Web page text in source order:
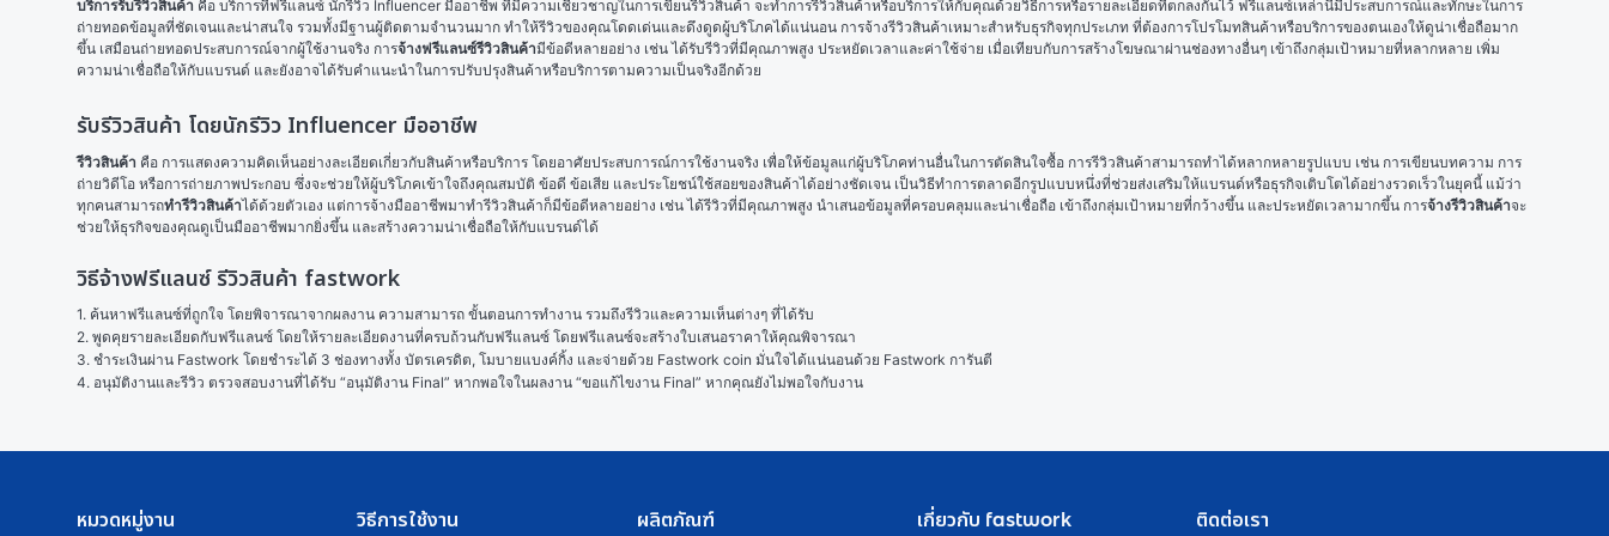
บริการรับรีวิวสินค้า คือ บริการที่ฟรีแลนซ์ นักรีวิว Influencer มืออาชีพ ที่มีความเชี่ยวชาญในการเขียนรีวิวสินค้า จะทำการรีวิวสินค้าหรือบริการให้กับคุณด้วยวิธีการหรือรายละเอียดที่ตกลงกันไว้ ฟรีแลนซ์เหล่านี้มีประสบการณ์และทักษะในการ
ถ่ายทอดข้อมูลที่ชัดเจนและน่าสนใจ รวมทั้งมีฐานผู้ติดตามจำนวนมาก ทำให้รีวิวของคุณโดดเด่นและดึงดูดผู้บริโภคได้แน่นอน การจ้างรีวิวสินค้าเหมาะสำหรับธุรกิจทุกประเภท ที่ต้องการโปรโมทสินค้าหรือบริการของตนเองให้ดูน่าเชื่อถือมาก
ขึ้น เสมือนถ่ายทอดประสบการณ์จากผู้ใช้งานจริง การจ้างฟรีแลนซ์รีวิวสินค้ามีข้อดีหลายอย่าง เช่น ได้รับรีวิวที่มีคุณภาพสูง ประหยัดเวลาและค่าใช้จ่าย เมื่อเทียบกับการสร้างโฆษณาผ่านช่องทางอื่นๆ เข้าถึงกลุ่มเป้าหมายที่หลากหลาย เพิ่ม
ความน่าเชื่อถือให้กับแบรนด์ และยังอาจได้รับคำแนะนำในการปรับปรุงสินค้าหรือบริการตามความเป็นจริงอีกด้วย
รับรีวิวสินค้า โดยนักรีวิว Influencer มืออาชีพ
รีวิวสินค้า คือ การแสดงความคิดเห็นอย่างละเอียดเกี่ยวกับสินค้าหรือบริการ โดยอาศัยประสบการณ์การใช้งานจริง เพื่อให้ข้อมูลแก่ผู้บริโภคท่านอื่นในการตัดสินใจซื้อ การรีวิวสินค้าสามารถทำได้หลากหลายรูปแบบ เช่น การเขียนบทความ การ
ถ่ายวิดีโอ หรือการถ่ายภาพประกอบ ซึ่งจะช่วยให้ผู้บริโภคเข้าใจถึงคุณสมบัติ ข้อดี ข้อเสีย และประโยชน์ใช้สอยของสินค้าได้อย่างชัดเจน เป็นวิธีทำการตลาดอีกรูปแบบหนึ่งที่ช่วยส่งเสริมให้แบรนด์หรือธุรกิจเติบโตได้อย่างรวดเร็วในยุคนี้ แม้ว่า
ทุกคนสามารถทำรีวิวสินค้าได้ด้วยตัวเอง แต่การจ้างมืออาชีพมาทำรีวิวสินค้าก็มีข้อดีหลายอย่าง เช่น ได้รีวิวที่มีคุณภาพสูง นำเสนอข้อมูลที่ครอบคลุมและน่าเชื่อถือ เข้าถึงกลุ่มเป้าหมายที่กว้างขึ้น และประหยัดเวลามากขึ้น การจ้างรีวิวสินค้าจะ
ช่วยให้ธุรกิจของคุณดูเป็นมืออาชีพมากยิ่งขึ้น และสร้างความน่าเชื่อถือให้กับแบรนด์ได้
วิธีจ้างฟรีแลนซ์ รีวิวสินค้า fastwork
1. ค้นหาฟรีแลนซ์ที่ถูกใจ โดยพิจารณาจากผลงาน ความสามารถ ขั้นตอนการทำงาน รวมถึงรีวิวและความเห็นต่างๆ ที่ได้รับ
2. พูดคุยรายละเอียดกับฟรีแลนซ์ โดยให้รายละเอียดงานที่ครบถ้วนกับฟรีแลนซ์ โดยฟรีแลนซ์จะสร้างใบเสนอราคาให้คุณพิจารณา
3. ชำระเงินผ่าน Fastwork โดยชำระได้ 3 ช่องทางทั้ง บัตรเครดิต, โมบายแบงค์กิ้ง และจ่ายด้วย Fastwork coin มั่นใจได้แน่นอนด้วย Fastwork การันตี
4. อนุมัติงานและรีวิว ตรวจสอบงานที่ได้รับ “อนุมัติงาน Final” หากพอใจในผลงาน “ขอแก้ไขงาน Final” หากคุณยังไม่พอใจกับงาน
หมวดหมู่งาน วิธีการใช้งาน ผลิตภัณฑ์ เกี่ยวกับ fastwork ติดต่อเรา